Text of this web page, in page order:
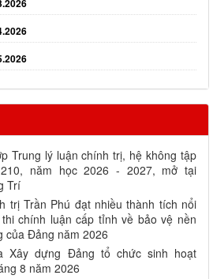
Trung lý luận chính trị, hệ không tập
năm học 2026 - 2027, mở tại
Trí
trị Trần Phú đạt nhiều thành tích nổi
chính luận cấp tỉnh về bảo vệ nền
của Đảng năm 2026
Xây dựng Đảng tổ chức sinh hoạt
8 năm 2026